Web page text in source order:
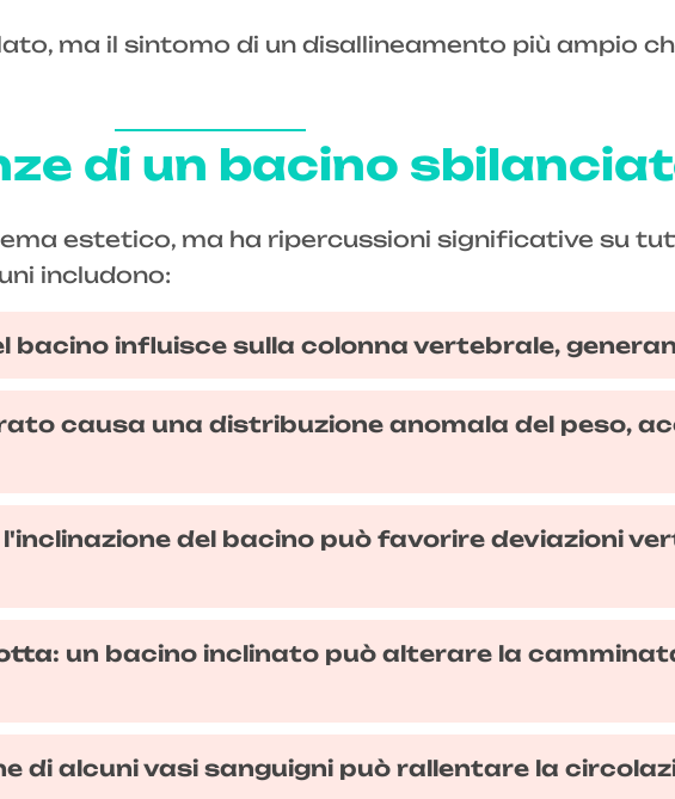
ma il sintomo di un disallineamento più ampio
di un bacino
estetico, ma ha ripercussioni significative su
includono:
bacino influisce sulla colonna vertebrale,
causa una distribuzione anomala del peso,
l'inclinazione del bacino può favorire deviazioni
: un bacino inclinato può alterare la
di alcuni vasi sanguigni può rallentare la